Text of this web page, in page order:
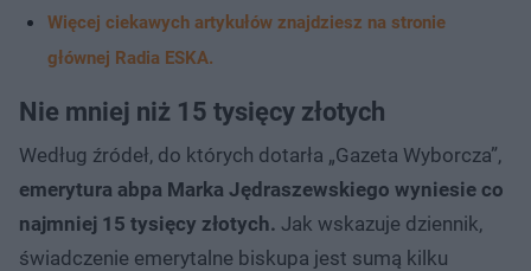
Więcej ciekawych artykułów znajdziesz na stronie
głównej Radia ESKA.
Nie mniej niż 15 tysięcy złotych
Według źródeł, do których dotarła „Gazeta Wyborcza”,
emerytura abpa Marka Jędraszewskiego wyniesie co
najmniej 15 tysięcy złotych. Jak wskazuje dziennik,
świadczenie emerytalne biskupa jest sumą kilku